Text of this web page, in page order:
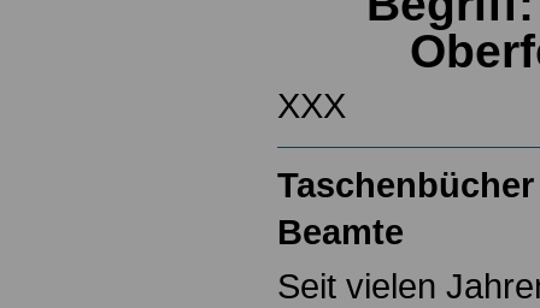
XXX
Beamte
Seit vielen